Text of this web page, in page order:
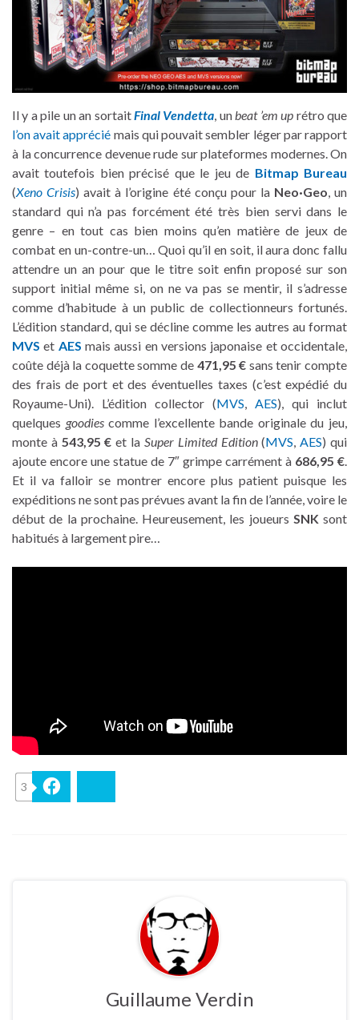
Il y a pile un an sortaitFinal Vendetta, unbeat ’em up rétro que
l’on avait apprécié mais qui pouvait sembler léger par rapport
à la concurrence devenue rude sur plateformes modernes. On
avait toutefois bien précisé que le jeu de Bitmap Bureau
(Xeno Crisis) avait à l’origine été conçu pour la Neo·Geo, un
standard qui n’a pas forcément été très bien servi dans le
genre – en tout cas bien moins qu’en matière de jeux de
combat en un-contre-un… Quoi qu’il en soit, il aura donc fallu
attendre un an pour que le titre soit enfin proposé sur son
support initial même si, on ne va pas se mentir, il s’adresse
comme d’habitude à un public de collectionneurs fortunés.
L’édition standard, qui se décline comme les autres au format
MVS et AES mais aussi en versions japonaise et occidentale,
coûte déjà la coquette somme de 471,95 € sans tenir compte
des frais de port et des éventuelles taxes (c’est expédié du
Royaume-Uni). L’édition collector (MVS, AES), qui inclut
quelques goodiescomme l’excellente bande originale du jeu,
monte à 543,95 € et la Super Limited Edition(MVS,AES) qui
ajoute encore une statue de 7″ grimpe carrément à 686,95 €.
Et il va falloir se montrer encore plus patient puisque les
expéditions ne sont pas prévues avant la fin de l’année, voire le
début de la prochaine. Heureusement, les joueurs SNK sont
habitués à largement pire…
3
Guillaume Verdin